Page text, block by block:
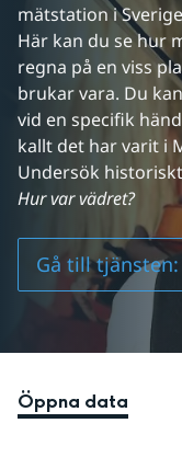
mätstation i
Här kan du se hur
regna på en viss
brukar vara. Du
vid en specifik
kallt det har varit i
Hur var vädret?
Gå till
Öppna data